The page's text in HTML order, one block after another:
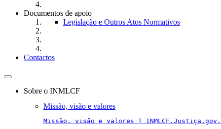
Documentos de apoio
Legislação e Outros Atos Normativos
Contactos
Toggle
navigationSobre o INMLCF
Missão, visão e valores
Missão, visão e valores |